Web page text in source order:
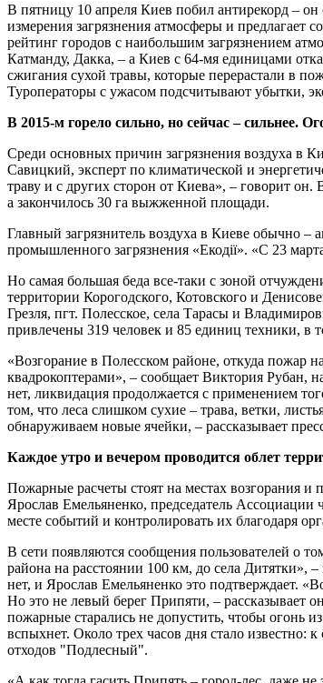
В пятницу 10 апреля Киев побил антирекорд –
измерения загрязнения атмосферы и предлагает
рейтинг городов с наибольшим загрязнением
Катманду, Дакка, – а Киев с 64-мя единицами
сжигания сухой травы, которые перерастали в
Туроператоры с ужасом подсчитывают убытки,
В 2015-м горело сильно, но сейчас – сильнее.
Среди основных причин загрязнения воздуха в
Савицкий, эксперт по климатической и
траву и с других сторон от Киева», – говорит
а закончилось 30 га выжженной площади.
Главный загрязнитель воздуха в Киеве обычно
промышленного загрязнения «Екодії». «С 23
Но самая большая беда все-таки с зоной
территории Корогодского, Котовского и
Грезля, пгт. Полесское, села Тарасы и
привлечены 319 человек и 85 единиц техники, в
«Возгорание в Полесском районе, откуда пожар
квадрокоптерами», – сообщает Виктория Рубан,
нет, ликвидация продолжается с применением
том, что леса слишком сухие – трава, ветки,
обнаруживаем новые ячейки, – рассказывает
Каждое утро и вечером проводится облет
Пожарные расчеты стоят на местах возгорания и
Ярослав Емельяненко, председатель Ассоциации
месте событий и контролировать их благодаря
В сети появляются сообщения пользователей о
района на расстоянии 100 км, до села Дитятки»,
нет, и Ярослав Емельяненко это подтверждает.
Но это не левый берег Припяти, – рассказывает
пожарные старались не допустить, чтобы огонь
вспыхнет. Около трех часов дня стало
отходов "Подлесный".